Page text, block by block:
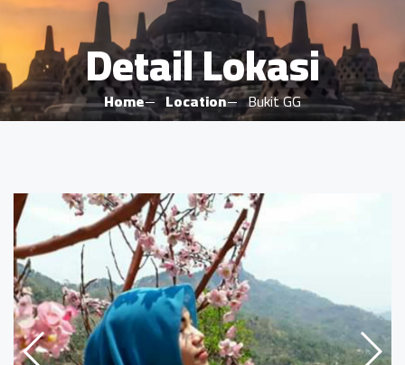
Detail Lokasi
Home Location Bukit GG